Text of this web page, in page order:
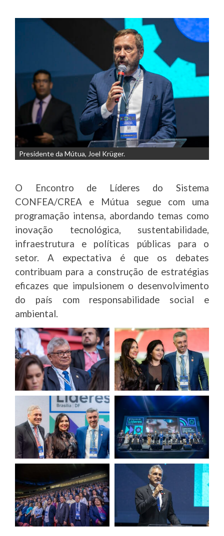
Presidente da Mútua, Joel Krüger.
O Encontro de Líderes do Sistema
CONFEA/CREA e Mútua segue com uma
programação intensa, abordando temas como
inovação tecnológica, sustentabilidade,
infraestrutura e políticas públicas para o
setor. A expectativa é que os debates
contribuam para a construção de estratégias
eficazes que impulsionem o desenvolvimento
do país com responsabilidade social e
ambiental.